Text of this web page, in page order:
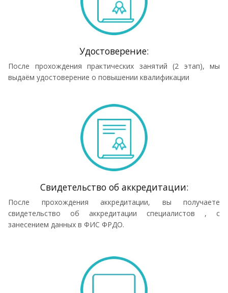
Удостоверение:
После прохождения практических занятий (2 этап), мы
выдаём удостоверение о повышении квалификации
Cвидетельство об аккредитации:
После прохождения аккредитации, вы получаете
свидетельство об аккредитации специалистов , с
занесением данных в ФИС ФРДО.